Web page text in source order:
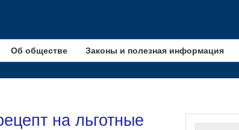
Об обществе Законы и полезная информация
на льготные